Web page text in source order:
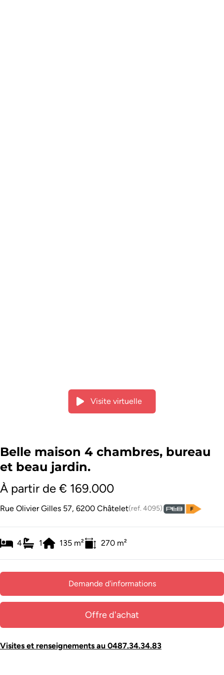
Visite virtuelle
Belle maison 4 chambres, bureau
et beau jardin.
À partir de € 169.000
Rue Olivier Gilles 57, 6200 Châtelet(ref. 4095)
4 1 135 m² 270 m²
Demande d'informations
Offre d'achat
Visites et renseignements au 0487.34.34.83